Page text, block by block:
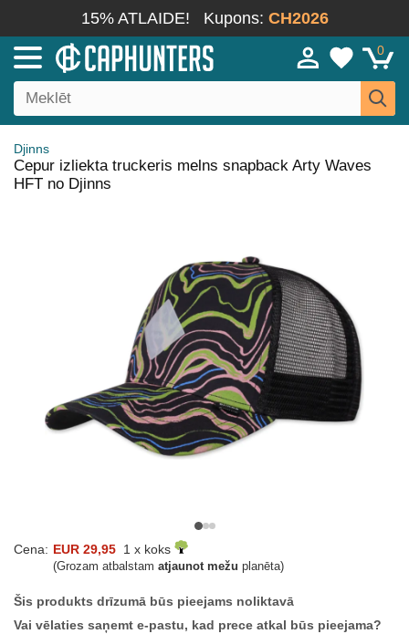
15% ATLAIDE! Kupons: CH2026
0
Djinns
Cepur izliekta truckeris melns snapback Arty Waves
HFT no Djinns
Cena: EUR 29,95 1 x koks
(Grozam atbalstam atjaunot mežu planēta)
Šis produkts drīzumā būs pieejams noliktavā
Vai vēlaties saņemt e-pastu, kad prece atkal būs pieejama?